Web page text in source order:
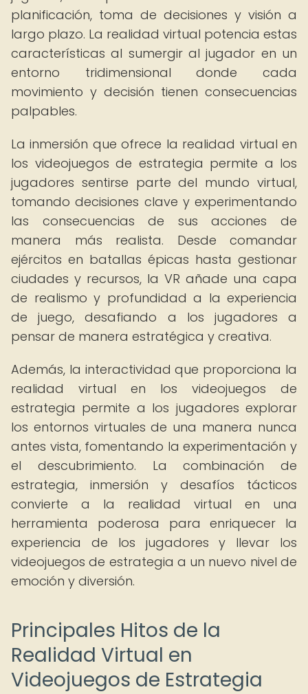
planificación, toma de decisiones y visión a
largo plazo. La realidad virtual potencia estas
características al sumergir al jugador en un
entorno tridimensional donde cada
movimiento y decisión tienen consecuencias
palpables.
La inmersión que ofrece la realidad virtual en
los videojuegos de estrategia permite a los
jugadores sentirse parte del mundo virtual,
tomando decisiones clave y experimentando
las consecuencias de sus acciones de
manera más realista. Desde comandar
ejércitos en batallas épicas hasta gestionar
ciudades y recursos, la VR añade una capa
de realismo y profundidad a la experiencia
de juego, desafiando a los jugadores a
pensar de manera estratégica y creativa.
Además, la interactividad que proporciona la
realidad virtual en los videojuegos de
estrategia permite a los jugadores explorar
los entornos virtuales de una manera nunca
antes vista, fomentando la experimentación y
el descubrimiento. La combinación de
estrategia, inmersión y desafíos tácticos
convierte a la realidad virtual en una
herramienta poderosa para enriquecer la
experiencia de los jugadores y llevar los
videojuegos de estrategia a un nuevo nivel de
emoción y diversión.
Principales Hitos de la
Realidad Virtual en
Videojuegos de Estrategia